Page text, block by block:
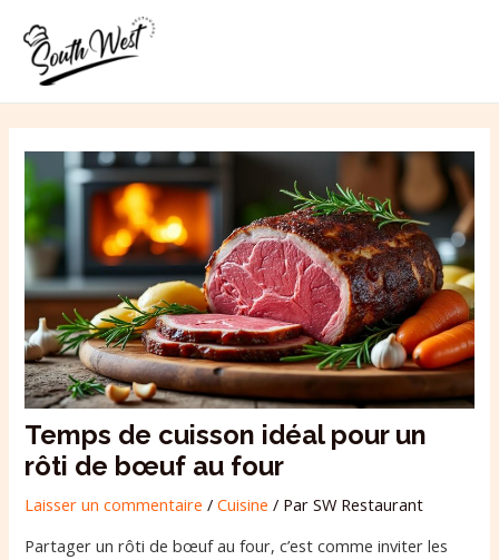
contenu
Temps de cuisson idéal pour un
rôti de bœuf au four
Laisser un commentaire /Cuisine / ParSW Restaurant
Partager un rôti de bœuf au four, c’est comme inviter les